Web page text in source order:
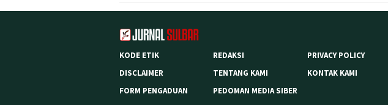
KODE ETIK REDAKSI
PRIVACY POLICY
DISCLAIMER
TENTANG KAMI
KONTAK KAMI
FORM PENGADUAN
PEDOMAN MEDIA SIBER